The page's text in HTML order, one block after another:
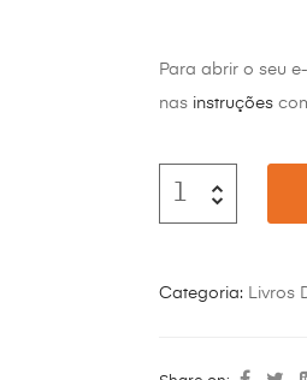
Para abrir o seu
nas instruções
Categoria: Livros